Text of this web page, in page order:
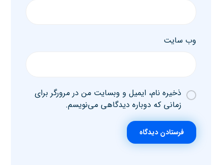
وب‌ سایت
ذخیره نام، ایمیل و وبسایت من در مرورگر برای
زمانی که دوباره دیدگاهی می‌نویسم.
فرستادن دیدگاه